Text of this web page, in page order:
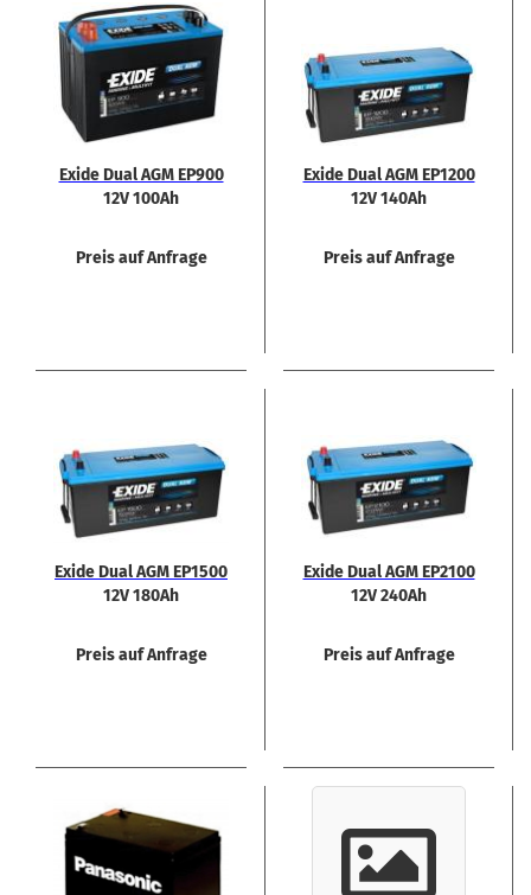
Exide Dual AGM EP900
12V 100Ah
Preis auf Anfrage
Exide Dual AGM EP1200
12V 140Ah
Preis auf Anfrage
Exide Dual AGM EP1500
12V 180Ah
Preis auf Anfrage
Exide Dual AGM EP2100
12V 240Ah
Preis auf Anfrage